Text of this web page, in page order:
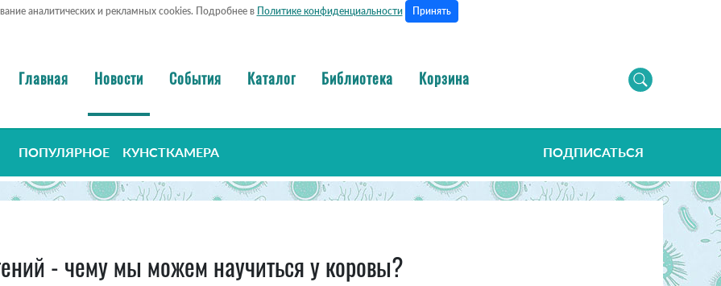
аналитических и рекламных cookies. Подробнее в Политике конфиденциальности Принять
Главная Новости События Каталог Библиотека Корзина
ПОПУЛЯРНОЕ КУНСТКАМЕРА ПОДПИСАТЬСЯ
- чему мы можем научиться у коровы?